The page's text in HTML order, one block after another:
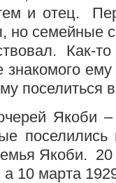
и отец.
но семейные
Как-
знакомого ему
поселиться
Якоби
поселились
Якоби.
а 10 марта